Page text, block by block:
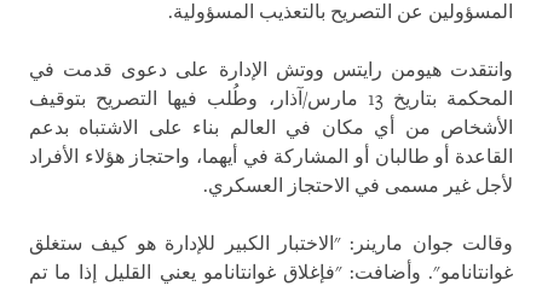
المسؤولين عن التصريح بالتعذيب المسؤولية.
وانتقدت هيومن رايتس ووتش الإدارة على دعوى قدمت في
المحكمة بتاريخ 13 مارس/آذار، وطُلب فيها التصريح بتوقيف
الأشخاص من أي مكان في العالم بناء على الاشتباه بدعم
القاعدة أو طالبان أو المشاركة في أيهما، واحتجاز هؤلاء الأفراد
لأجل غير مسمى في الاحتجاز العسكري.
وقالت جوان مارينر: "الاختبار الكبير للإدارة هو كيف ستغلق
غوانتانامو". وأضافت: "فإغلاق غوانتانامو يعني القليل إذا ما تم